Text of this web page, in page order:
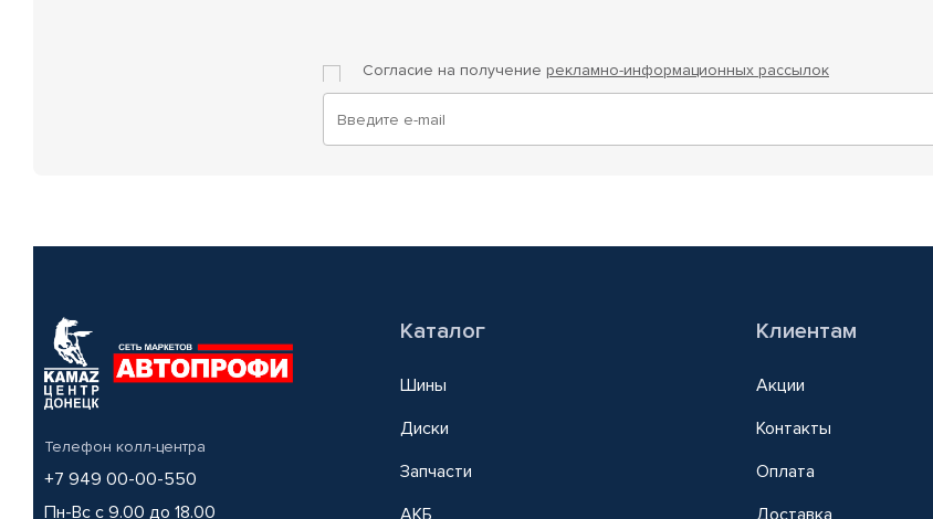
Согласие на получение рекламно-информационных рассылок
Телефон колл-центра
+7 949 00-00-550
Пн-Вс с 9.00 до 18.00
Каталог
Шины
Диски
Запчасти
АКБ
Клиентам
Акции
Контакты
Оплата
Доставка